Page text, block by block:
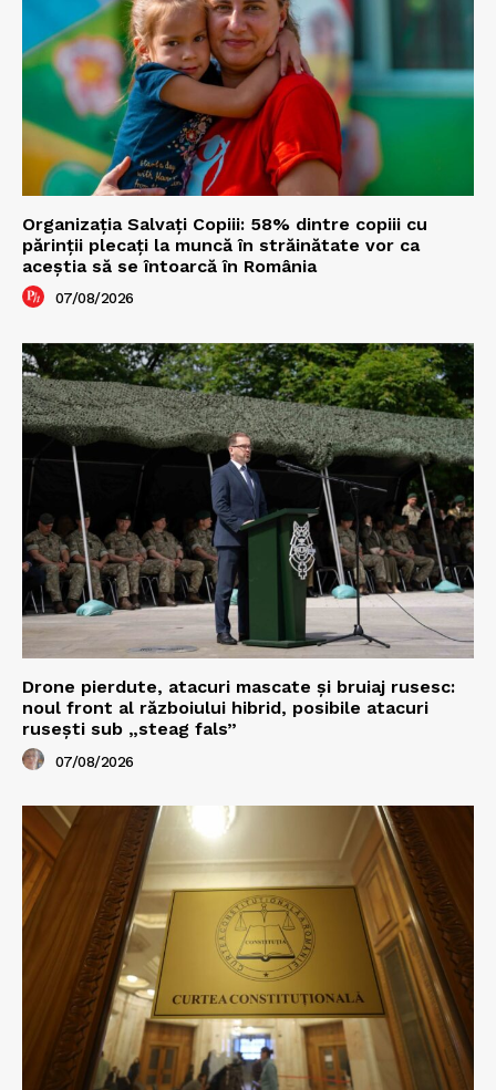
Organizația Salvați Copiii: 58% dintre copiii cu
părinții plecați la muncă în străinătate vor ca
aceștia să se întoarcă în România
07/08/2026
Drone pierdute, atacuri mascate și bruiaj rusesc:
noul front al războiului hibrid, posibile atacuri
rusești sub „steag fals”
07/08/2026